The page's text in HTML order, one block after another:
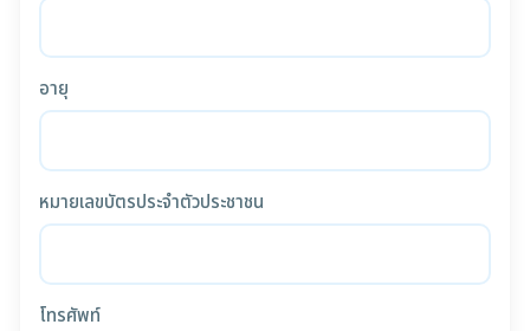
อายุ
หมายเลขบัตรประจำตัวประชาชน
โทรศัพท์